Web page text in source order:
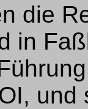
die
in
und